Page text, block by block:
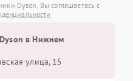
Dyson, Вы соглашаетесь с
в Нижнем
улица, 15